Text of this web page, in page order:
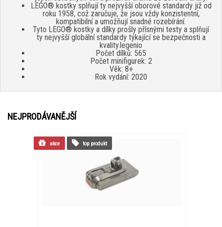
LEGO® kostky splňují ty nejvyšší oborové standardy již od
roku 1958, což zaručuje, že jsou vždy konzistentní,
kompatibilní a umožňují snadné rozebírání.
Tyto LEGO® kostky a dílky prošly přísnými testy a splňují
ty nejvyšší globální standardy týkající se bezpečnosti a
kvality.legenio
Počet dílků: 565
Počet minifigurek: 2
Věk: 8+
Rok vydání: 2020
NEJPRODÁVANĚJŠÍ
akce top produkt